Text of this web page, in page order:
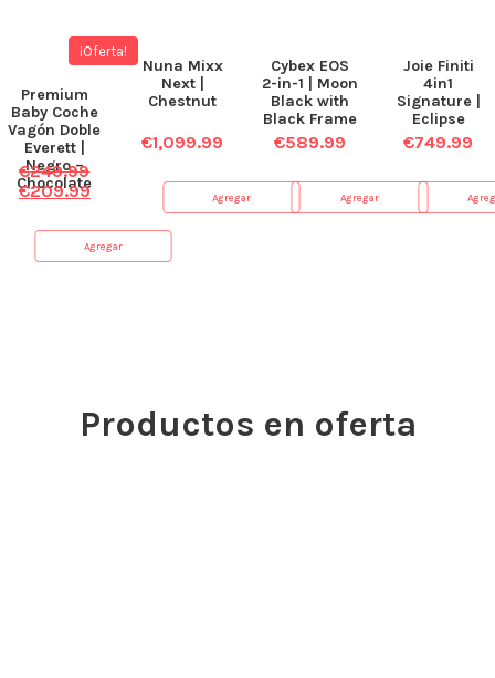
¡Oferta!
Premium
Baby Coche
Vagón Doble
Everett |
Negro –
Chocolate
€249.99
€209.99
Agregar
Nuna Mixx
Next |
Chestnut
€1,099.99
Agregar
Cybex EOS
2-in-1 | Moon
Black with
Black Frame
€589.99
Agregar
Joie Finiti
4in1
Signature |
Eclipse
€749.99
Productos en oferta